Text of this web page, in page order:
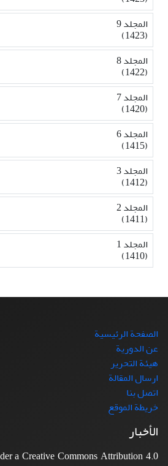
المجلد 9
(1423)
المجلد 8
(1422)
المجلد 7
(1420)
المجلد 6
(1415)
المجلد 3
(1412)
المجلد 2
(1411)
المجلد 1
(1410)
الصفحة الرئيسية
عن الدورية
هيئة التحرير
ارسال المقالة
اتصل بنا
خريطة الموقع
الأخبار
a Creative Commons Attribution 4.0